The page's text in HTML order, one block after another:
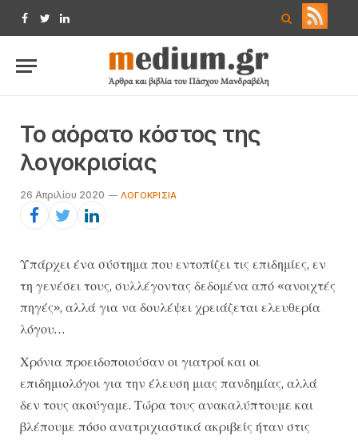
Facebook
TwitterLinkedIn
Το αόρατο κόστος της
λογοκρισίας
26 Απριλίου 2020 ΛΟΓΟΚΡΙΣΊΑ
Υπάρχει ένα σύστημα που εντοπίζει τις επιδημίες, εν
τη γενέσει τους, συλλέγοντας δεδομένα από «ανοιχτές
πηγές», αλλά για να δουλέψει χρειάζεται ελευθερία
λόγου…
Χρόνια προειδοποιούσαν οι γιατροί και οι
επιδημιολόγοι για την έλευση μιας πανδημίας, αλλά
δεν τους ακούγαμε. Τώρα τους ανακαλύπτουμε και
βλέπουμε πόσο ανατριχιαστικά ακριβείς ήταν στις